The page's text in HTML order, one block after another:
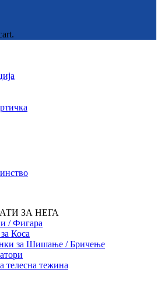
ЗА НЕГА
/ Фигара
Коса
за Шишање / Бричење
телесна тежина